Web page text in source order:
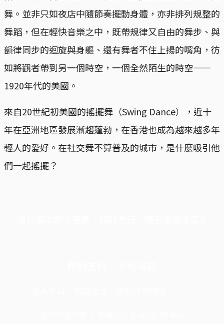
舞。並非只如夜店中隨節奏擺動身體，亦非排列規整的
舞蹈，但在輕快音樂之中，既帶規律又自由的舞步、與
韻律同步的迴旋與身軀、還有舞者不住上揚的嘴角，彷
如將觀者帶到另一個時空，一個全然陌生的時空——
1920年代的美國。
來自20世紀初美國的搖擺舞（Swing Dance），近十
年在亞洲地區發展漸趨蓬勃，在香港也成為越來越多年
輕人的愛好。在社交舞不算普及的城市，是什麼吸引他
們一起搖擺？